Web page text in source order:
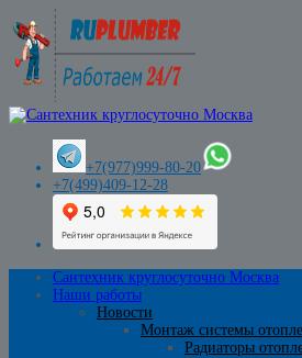
+7(977)999-80-20
+7(499)409-12-28
Сантехник круглосуточно Москва
Наши работы
Новости
Монтаж системы
Радиаторы